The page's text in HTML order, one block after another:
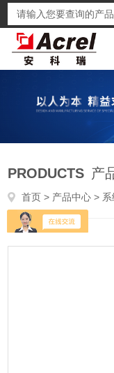
PRODUCTS 产
首页 > 产品中心 >